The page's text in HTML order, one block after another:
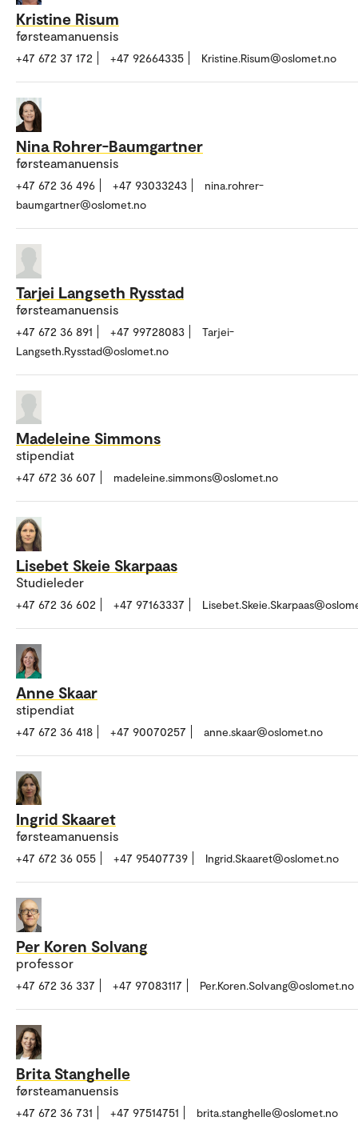
Kristine Risum
førsteamanuensis
+47 672 37 172 +47 92664335 Kristine.Risum@oslomet.no
Nina Rohrer-Baumgartner
førsteamanuensis
+47 672 36 496 +47 93033243
nina.rohrer-
baumgartner@oslomet.no
Tarjei Langseth Rysstad
førsteamanuensis
+47 672 36 891 +47 99728083
Tarjei-
Langseth.Rysstad@oslomet.no
Madeleine Simmons
stipendiat
+47 672 36 607 madeleine.simmons@oslomet.no
Lisebet Skeie Skarpaas
Studieleder
+47 672 36 602 +47 97163337
Anne Skaar
stipendiat
+47 672 36 418 +47 90070257 anne.skaar@oslomet.no
Ingrid Skaaret
førsteamanuensis
+47 672 36 055 +47 95407739 Ingrid.Skaaret@oslomet.no
Per Koren Solvang
professor
+47 672 36 337 +47 97083117 Per.Koren.Solvang@oslomet.no
Brita Stanghelle
førsteamanuensis
+47 672 36 731 +47 97514751 brita.stanghelle@oslomet.no